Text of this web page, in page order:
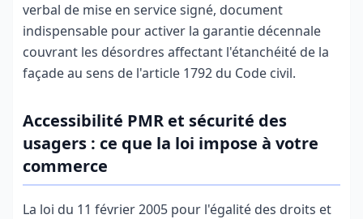
verbal de mise en service signé, document
indispensable pour activer la garantie décennale
couvrant les désordres affectant l'étanchéité de la
façade au sens de l'article 1792 du Code civil.
Accessibilité PMR et sécurité des
usagers : ce que la loi impose à votre
commerce
La loi du 11 février 2005 pour l'égalité des droits et